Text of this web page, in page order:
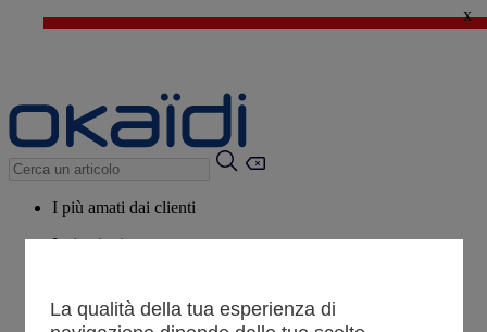
🔥SALDI : Ancora più prodotti fino al -60%*>
x
I più amati dai clienti
Ispirazioni
Potrebbero piacerti anche
La qualità della tua esperienza di